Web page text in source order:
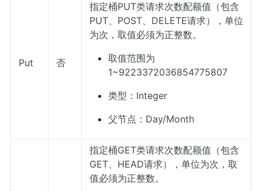
Put 否
指定桶PUT类请求次数配额值（包含
PUT、POST、DELETE请求），单位
为次，取值必须为正整数。
取值范围为
1~9223372036854775807
类型：Integer
父节点：Day/Month
指定桶GET类请求次数配额值（包含
GET、HEAD请求），单位为次，取
值必须为正整数。